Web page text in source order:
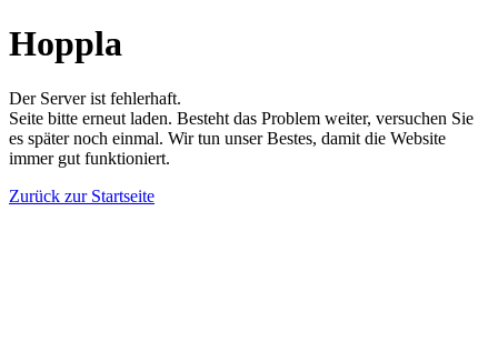
Hoppla
Der Server ist fehlerhaft.
Seite bitte erneut laden. Besteht das Problem weiter, versuchen Sie
es später noch einmal. Wir tun unser Bestes, damit die Website
immer gut funktioniert.
Zurück zur Startseite